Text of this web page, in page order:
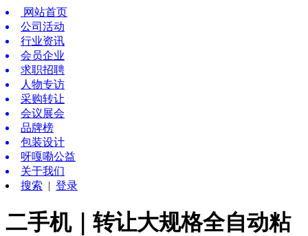
网站首页
公司活动
行业资讯
会员企业
求职招聘
人物专访
采购转让
会议展会
品牌榜
包装设计
呀嘎嘞公益
关于我们
搜索 | 登录
二手机｜转让大规格全自动粘